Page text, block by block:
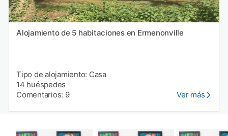
Alojamiento de 5 habitaciones en Ermenonville
Tipo de alojamiento: Casa
14 huéspedes
Comentarios: 9
Ver más